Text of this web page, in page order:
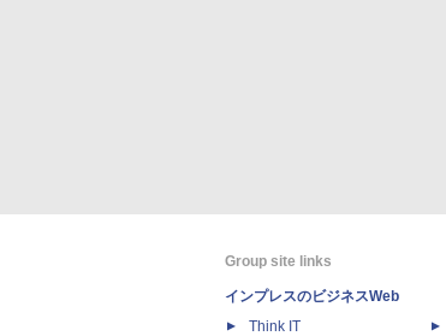
Group site links
インプレスのビジネスWeb
Think IT